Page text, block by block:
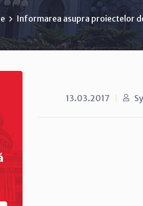
Informarea asupra proiectelor
13.03.2017